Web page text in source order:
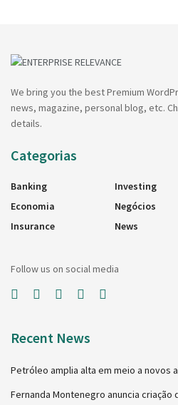
We bring you the best Premium
news, magazine, personal blog, etc.
details.
Categorias
Banking
Economia
Insurance
Investing
Negócios
News
Follow us on social media
Recent News
Petróleo amplia alta em meio a novos
Fernanda Montenegro anuncia criação